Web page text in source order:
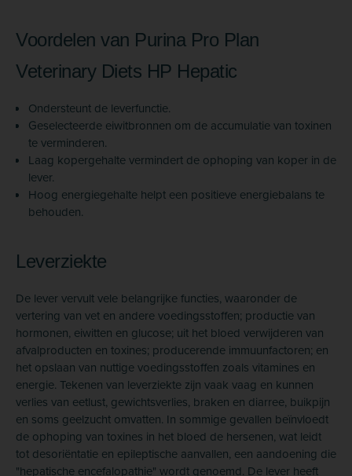
Voordelen van Purina Pro Plan
Veterinary Diets HP Hepatic
Ondersteunt de leverfunctie.
Geselecteerde eiwitbronnen om de accumulatie van toxinen
te verminderen.
Laag kopergehalte vermindert de ophoping van koper in de
lever.
Hoog energiegehalte helpt een positieve energiebalans te
behouden.
Leverziekte
De lever vervult vele belangrijke functies, waaronder de
vertering van vet en andere voedingsstoffen; productie van
hormonen, eiwitten en glucose; uit het bloed verwijderen van
afvalproducten en toxines; producerende immuunfactoren; en
het opslaan van nuttige voedingsstoffen zoals vitamines en
energie. Tekenen van leverziekte zijn vaak vaag en kunnen
verlies van eetlust, gewichtsverlies, braken en diarree, buikpijn
en soms geelzucht omvatten. In sommige gevallen beïnvloedt
de ophoping van toxines in het bloed de hersenen, wat leidt
tot desoriëntatie en epileptische aanvallen, een aandoening die
"hepatische encefalopathie" wordt genoemd. De lever heeft